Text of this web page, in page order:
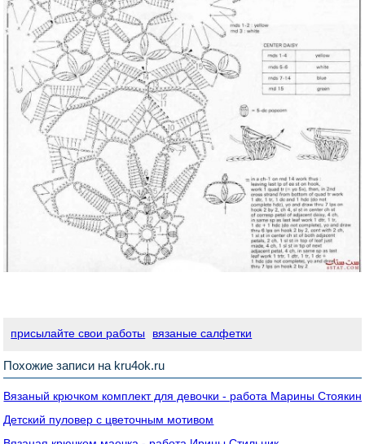
присылайте свои работы вязаные салфетки
Похожие записи на kru4ok.ru
Вязаный крючком комплект для девочки - работа Марины
Детский пуловер с цветочным мотивом